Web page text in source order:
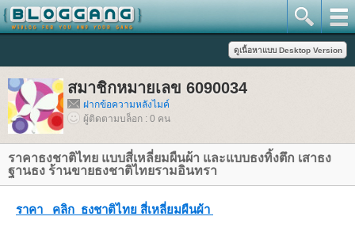
สมาชิกหมายเลข 6090034
ฝากข้อความหลังไมค์
ผู้ติดตามบล็อก : 0 คน
ราคาธงชาติไทย แบบสี่เหลี่ยมผืนผ้า และแบบธงทิ้งตึก เสาธง
ฐานธง ร้านขายธงชาติไทยรามอินทรา
ราคา คลิก ธงชาติไทย สี่เหลี่ยมผืนผ้า